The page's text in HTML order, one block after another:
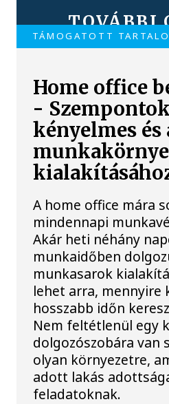
TOVÁBBI
TÁMOGATOTT
Home office
-
kényelmes
A home office mára
mindennapi
Akár heti néhány
munkaidőben
munkasarok
lehet arra, mennyire
hosszabb időn
Nem feltétlenül egy
dolgozószobára van
olyan környezetre,
adott lakás
feladatoknak.